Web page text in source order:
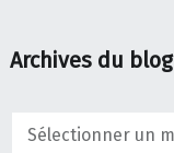
Archives du blog
Archives